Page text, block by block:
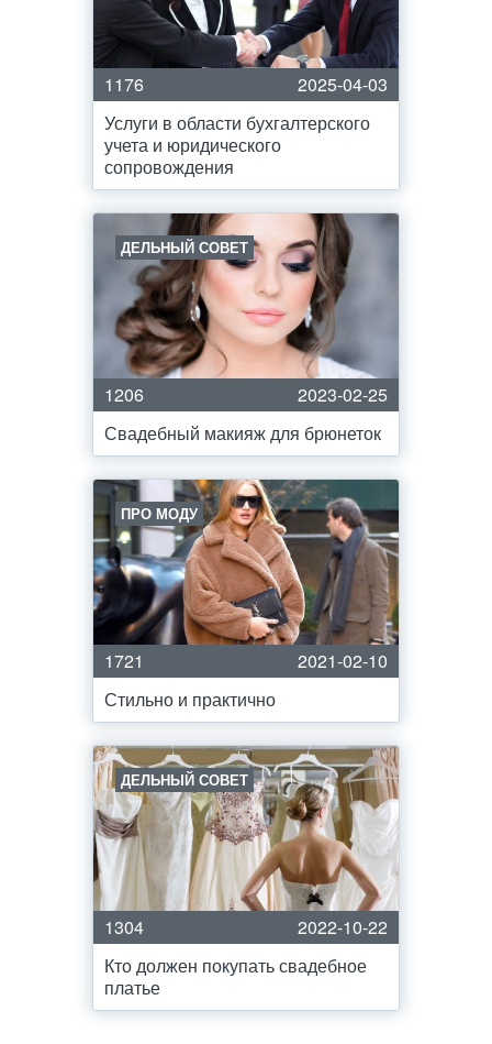
1176
2025-04-03
Услуги в области бухгалтерского
учета и юридического
сопровождения
ДЕЛЬНЫЙ СОВЕТ
1206
2023-02-25
Свадебный макияж для брюнеток
ПРО МОДУ
1721
2021-02-10
Стильно и практично
ДЕЛЬНЫЙ СОВЕТ
1304
2022-10-22
Кто должен покупать свадебное
платье